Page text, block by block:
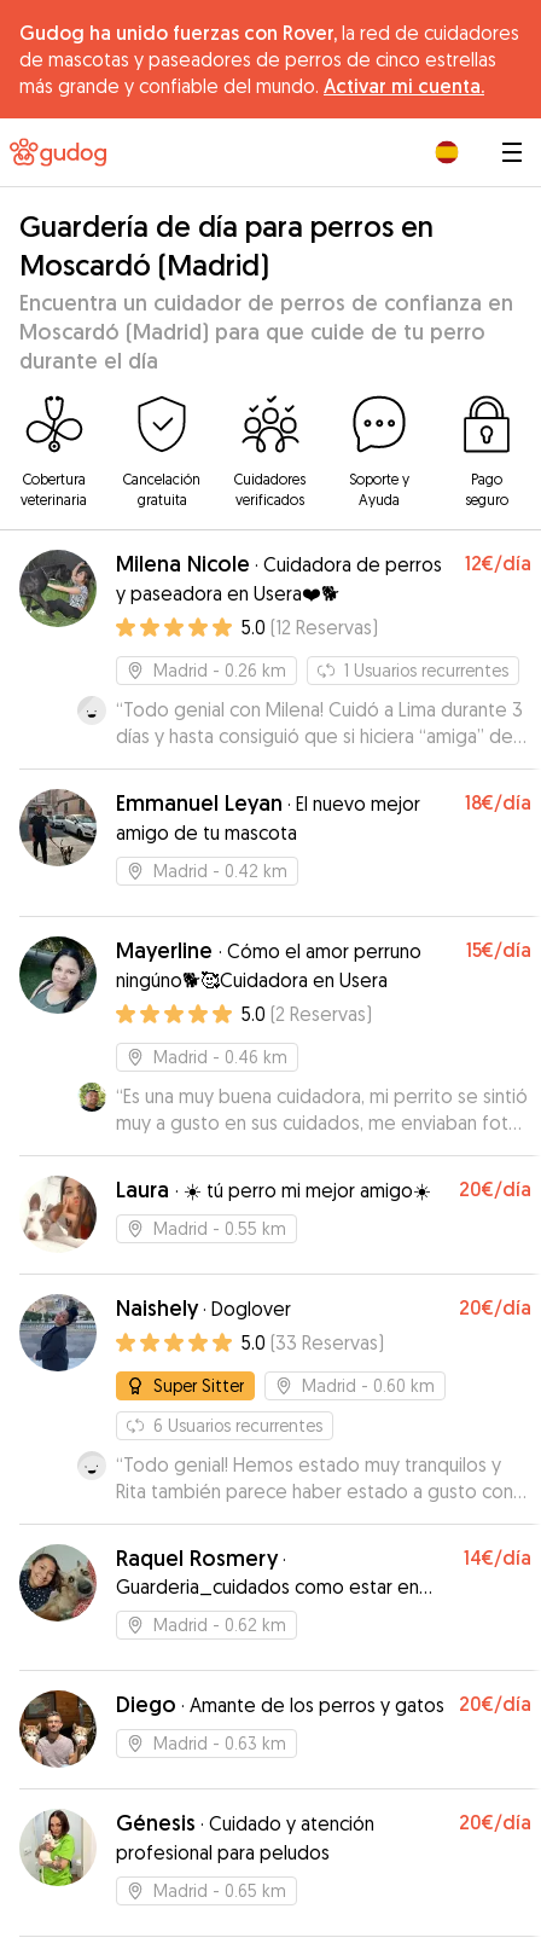
Gudog ha unido fuerzas con Rover, la red de cuidadores
de mascotas y paseadores de perros de cinco estrellas
más grande y confiable del mundo. Activar mi cuenta.
Guardería de día para perros en
Moscardó (Madrid)
Encuentra un cuidador de perros de confianza en
Moscardó (Madrid) para que cuide de tu perro
durante el día
Cobertura
veterinaria
Cancelación
gratuita
Cuidadores
verificados
Soporte y
Ayuda
Pago
seguro
Milena Nicole · Cuidadora de perros
y paseadora en Usera❤️🐕
12€/día
5.0 (12 Reservas)
Madrid - 0.26 km 1 Usuarios recurrentes
“Todo genial con Milena! Cuidó a Lima durante 3
días y hasta consiguió que si hiciera “amiga” de
sus gatetes :) Me mantuvo informada y fue muy
flexible con horarios, etc. Una tranquilidad dejar
a Lima con ella. Mil gracias!!”
Emmanuel Leyan · El nuevo mejor
amigo de tu mascota
18€/día
Madrid - 0.42 km
Mayerline · Cómo el amor perruno
ningúno🐕🥰Cuidadora en Usera
15€/día
5.0 (2 Reservas)
Madrid - 0.46 km
“Es una muy buena cuidadora, mi perrito se sintió
muy a gusto en sus cuidados, me enviaban fotos
de lo que hacía mi mascota y cuando lo sacaban
a jugar, definitivamente contraria el servicio de
nuevo
Laura · ☀️ tú perro mi mejor amigo☀️ 20€/día
Madrid - 0.55 km
Naishely· Doglover 20€/día
5.0 (33 Reservas)
Super Sitter Madrid - 0.60 km
6 Usuarios recurrentes
“Todo genial! Hemos estado muy tranquilos y
Rita también parece haber estado a gusto con
Naishely :)”
Raquel Rosmery·
Guarderia_cuidados como estar en
casa🏡
14€/día
Madrid - 0.62 km
Diego · Amante de los perros y gatos 20€/día
Madrid - 0.63 km
Génesis · Cuidado y atención
profesional para peludos
20€/día
Madrid - 0.65 km